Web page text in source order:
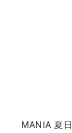
MANIA 夏